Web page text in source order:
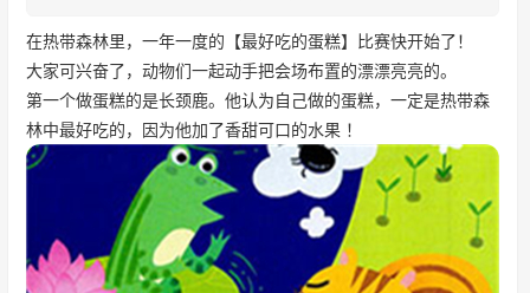
在热带森林里，一年一度的【最好吃的蛋糕】比赛快开始了！
大家可兴奋了，动物们一起动手把会场布置的漂漂亮亮的。
第一个做蛋糕的是长颈鹿。他认为自己做的蛋糕，一定是热带森
林中最好吃的，因为他加了香甜可口的水果 ！